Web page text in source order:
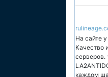
На сайте
Качество
серверов.
каждом